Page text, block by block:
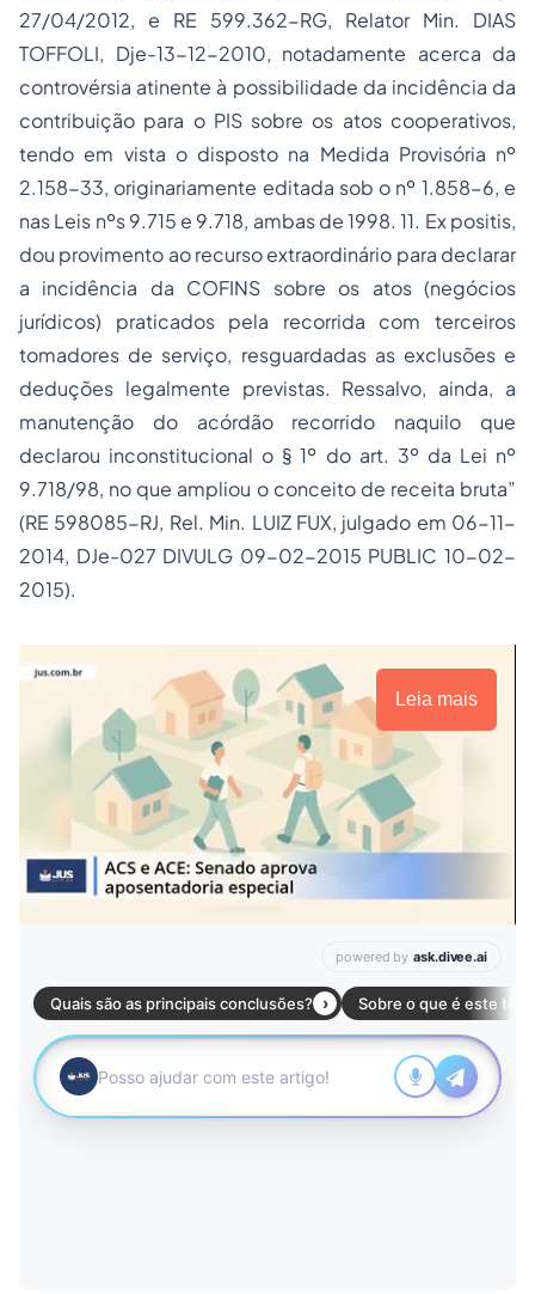
27/04/2012, e RE 599.362-RG, Relator Min. DIAS
TOFFOLI, Dje-13-12-2010, notadamente acerca da
controvérsia atinente à possibilidade da incidência da
contribuição para o PIS sobre os atos cooperativos,
tendo em vista o disposto na Medida Provisória nº
2.158-33, originariamente editada sob o nº 1.858-6, e
nas Leis nºs 9.715 e 9.718, ambas de 1998. 11. Ex positis,
dou provimento ao recurso extraordinário para declarar
a incidência da COFINS sobre os atos (negócios
jurídicos) praticados pela recorrida com terceiros
tomadores de serviço, resguardadas as exclusões e
deduções legalmente previstas. Ressalvo, ainda, a
manutenção do acórdão recorrido naquilo que
declarou inconstitucional o § 1º do art. 3º da Lei nº
9.718/98, no que ampliou o conceito de receita bruta”
(RE 598085-RJ, Rel. Min. LUIZ FUX, julgado em 06-11-
2014, DJe-027 DIVULG 09-02-2015 PUBLIC 10-02-
2015).
Leia mais